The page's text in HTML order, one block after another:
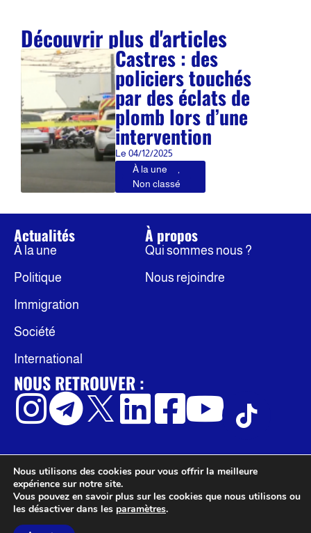
Découvrir plus d'articles
Castres : des
policiers touchés
par des éclats de
plomb lors d’une
intervention
Le 04/12/2025
À la une
Non classé
NOUS RETROUVER :
Actualités
À la une
Politique
Immigration
Société
International
À propos
Qui sommes nous ?
Nous rejoindre
© OccidentisPolitique de confidentialité
Mentions légales
Nous utilisons des cookies pour vous offrir la meilleure
expérience sur notre site.
Vous pouvez en savoir plus sur les cookies que nous utilisons ou
les désactiver dans les paramètres.